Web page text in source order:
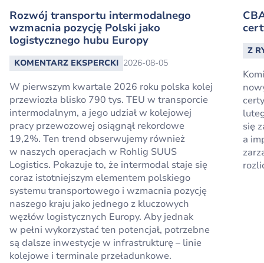
Rozwój transportu intermodalnego
wzmacnia pozycję Polski jako
logistycznego hubu Europy
KOMENTARZ EKSPERCKI 2026-08-05
W pierwszym kwartale 2026 roku polska kolej
przewiozła blisko 790 tys. TEU w transporcie
intermodalnym, a jego udział w kolejowej
pracy przewozowej osiągnął rekordowe
19,2%. Ten trend obserwujemy również
w naszych operacjach w Rohlig SUUS
Logistics. Pokazuje to, że intermodal staje się
coraz istotniejszym elementem polskiego
systemu transportowego i wzmacnia pozycję
naszego kraju jako jednego z kluczowych
węzłów logistycznych Europy. Aby jednak
w pełni wykorzystać ten potencjał, potrzebne
są dalsze inwestycje w infrastrukturę – linie
kolejowe i terminale przeładunkowe.
Z
się
a